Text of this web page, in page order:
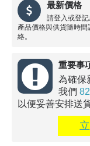
最新價格
請登入或登
產品價格與供貨隨時
絡。
重要事
為確保
我們
以便妥善安排送